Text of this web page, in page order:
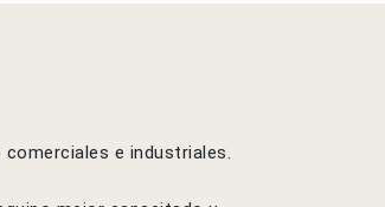
e industriales.